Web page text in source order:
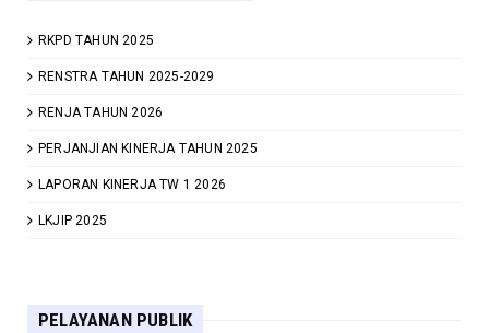
RKPD TAHUN 2025
RENSTRA TAHUN 2025-2029
RENJA TAHUN 2026
PERJANJIAN KINERJA TAHUN 2025
LAPORAN KINERJA TW 1 2026
LKJIP 2025
PELAYANAN PUBLIK